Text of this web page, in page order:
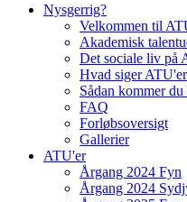
Nysgerrig?
Velkommen til
Akademisk
Det sociale liv på
Hvad siger
Sådan kommer
FAQ
Forløbsoversigt
Gallerier
ATU'er
Årgang 2024 Fyn
Årgang 2024